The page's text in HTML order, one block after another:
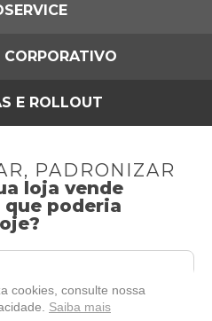
cookies, consulte nossa
Saiba mais
CORPORATIVO
E ROLLOUT
PADRONIZAR
loja vende
que poderia
diminui